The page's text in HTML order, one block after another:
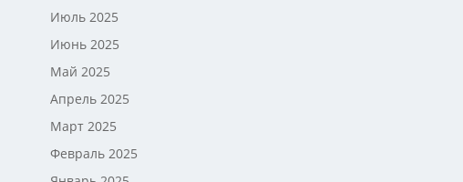
Июль 2025
Июнь 2025
Май 2025
Апрель 2025
Март 2025
Февраль 2025